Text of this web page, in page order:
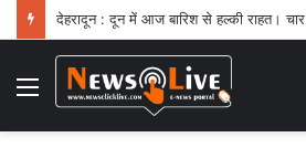
देहरादून : दून में आज बारिश से हल्की राहत।
Menu